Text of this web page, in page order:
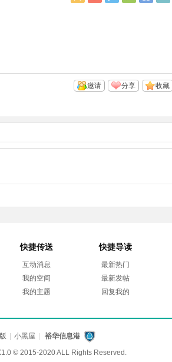
Q
浪
讯
信
Q
收藏
分享
邀请
快捷传送
互动消息
我的空间
我的主题
快捷导读
最新热门
最新发帖
回复我的
小黑屋
裕华信息港
© 2015-2020 ALL Rights Reserved.